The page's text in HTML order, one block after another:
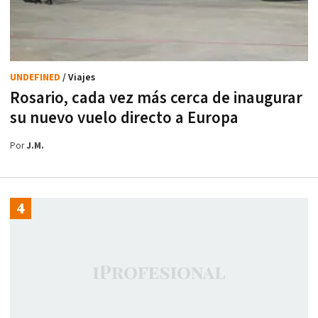
Rosario, cada vez más cerca de inaugurar
su nuevo vuelo directo a Europa
UNDEFINED / Viajes
PorJ.M.